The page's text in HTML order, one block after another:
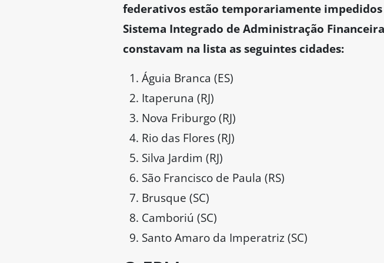
federativos estão temporariamente
Sistema Integrado de Administração
constavam na lista as seguintes cidades:
Águia Branca (ES)
Itaperuna (RJ)
Nova Friburgo (RJ)
Rio das Flores (RJ)
Silva Jardim (RJ)
São Francisco de Paula (RS)
Brusque (SC)
Camboriú (SC)
Santo Amaro da Imperatriz (SC)